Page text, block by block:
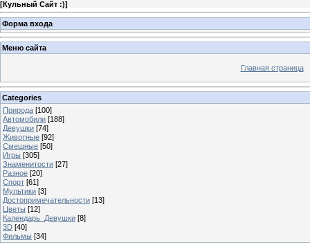
[Кульный Сайт :)]
Форма входа
Меню сайта
Главная страница
Categories
Природа [100]
Автомобили [188]
Девушки [74]
Животные [92]
Смешные [50]
Игры [305]
Знаменитости [27]
Разное [20]
Спорт [61]
Мультики [3]
Достопримечательности [13]
Цветы [12]
Календарь_Девушки [8]
3D [40]
Фильмы [34]